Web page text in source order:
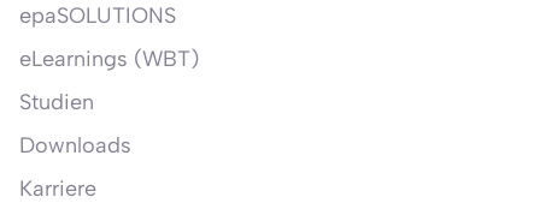
epaSOLUTIONS
eLearnings (WBT)
Studien
Downloads
Karriere